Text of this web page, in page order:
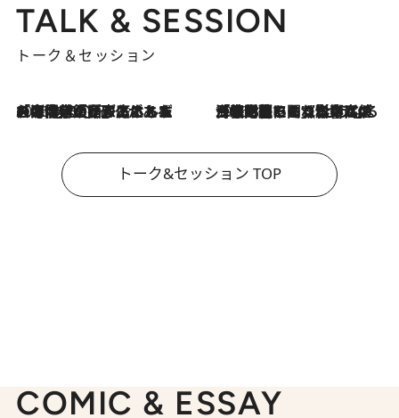
TALK & SESSION
トーク＆セッション
2026.8.3
「今後値上げがあるとすれば…」「リスクがあるのは今年の冬」エネルギー専門家が語る、ホルムズ海峡封鎖が家庭にもたらす“ある心配” 2026.8.3
「住宅建てられない…」「サーチャージ料の高値が続いている」ホルムズ海峡封鎖による影響はいつまで続く？《エネルギー専門家に聞く“どうなる日本の暮らし”》
トーク&セッション TOP
COMIC & ESSAY